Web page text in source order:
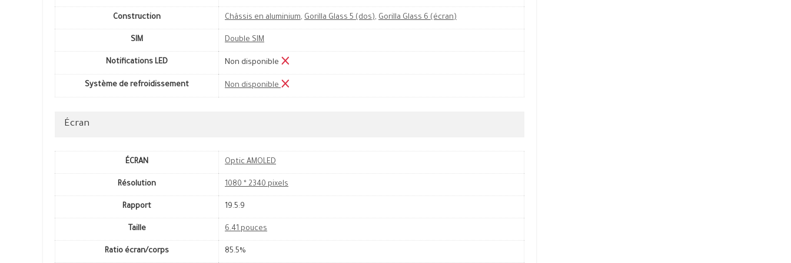
Construction Châssis en aluminium, Gorilla Glass 5 (dos), Gorilla Glass 6 (écran)
SIM Double SIM
Notifications LED Non disponible
Système de refroidissement Non disponible
Écran
ÉCRAN Optic AMOLED
Résolution 1080 * 2340 pixels
Rapport 19.5:9
Taille 6.41 pouces
Ratio écran/corps 85.5%